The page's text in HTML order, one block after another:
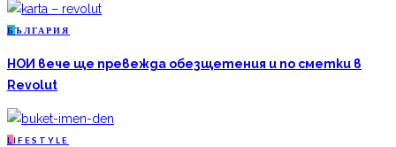
Б ЪЛГАРИЯ
НОИ вече ще превежда обезщетения и по сметки в
Revolut
L IFESTYLE